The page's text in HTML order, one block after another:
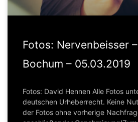
Fotos: Nervenbeisser
Bochum – 05.03.2019
Fotos: David Hennen Alle Fotos
deutschen Urheberrecht. Keine
der Fotos ohne vorherige